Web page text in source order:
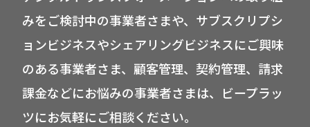
みをご検討中の事業者さまや、サブスクリプシ
ョンビジネスやシェアリングビジネスにご興味
のある事業者さま、顧客管理、契約管理、請求
課金などにお悩みの事業者さまは、ビープラッ
ツにお気軽にご相談ください。